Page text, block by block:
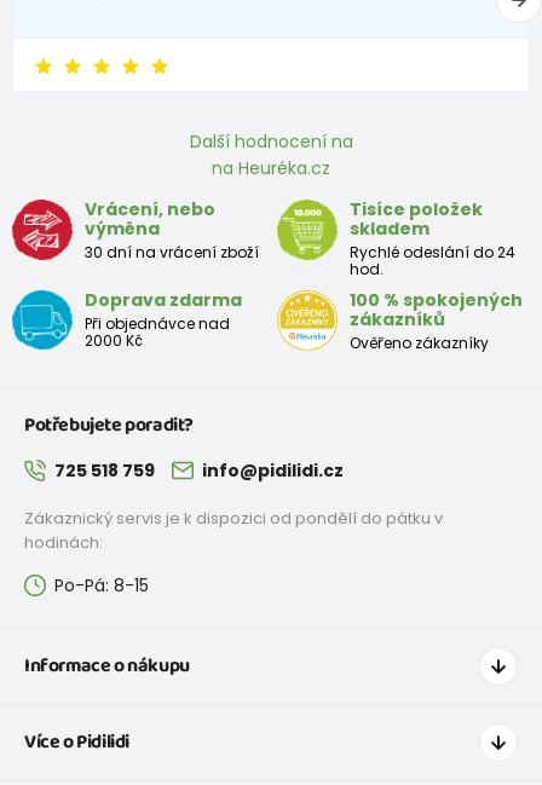
Další hodnocení na
na Heuréka.cz
Vrácení, nebo
výměna
30 dní na vrácení zboží
Tisíce položek
skladem
Rychlé odeslání do 24
hod.
Doprava zdarma
Při objednávce nad
2000 Kč
100 % spokojených
zákazníků
Ověřeno zákazníky
Potřebujete poradit?
725 518 759 info@pidilidi.cz
Zákaznický servis je k dispozici od pondělí do pátku v
hodinách:
Po-Pá: 8-15
Informace o nákupu
Doprava a platba
Více o Pidilidi